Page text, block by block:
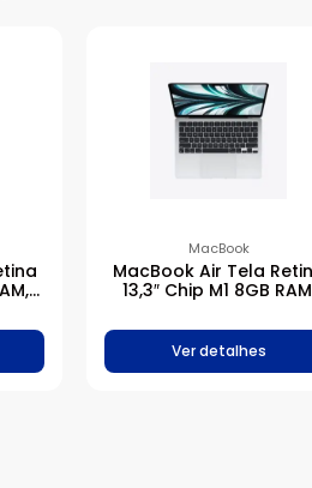
MacBook
MacBook Air Tela
13,3″ Chip M1 8GB
Ver detalhes